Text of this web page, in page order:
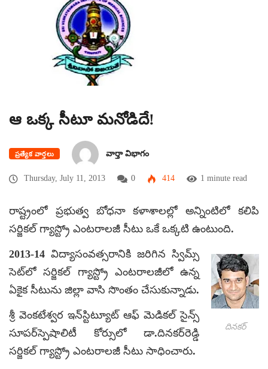
ఆ ఒక్క సీటూ మనోడిదే!
ప్రత్యేక వార్తలు వార్తా విభాగం
Thursday, July 11, 2013 0 414 1 minute read
రాష్ట్రంలో ప్రభుత్వ బోధనా కళాశాలల్లో అన్నింటిలో కలిపి
సర్జికల్ గ్యాస్ట్రో ఎంటరాలజీ సీటు ఒకే ఒక్కటి ఉంటుంది.
దినకర్
2013-14 విద్యాసంవత్సరానికి జరిగిన స్విమ్స్
సెట్‌లో సర్జికల్ గ్యాస్ట్రో ఎంటరాలజీలో ఉన్న
ఏకైక సీటును జిల్లా వాసి సొంతం చేసుకున్నాడు.
శ్రీ వెంకటేశ్వర ఇన్‌స్టిట్యూట్ ఆఫ్ మెడికల్ సైన్స్
సూపర్‌స్పెషాలిటీ కోర్సులో డా.దినకర్‌రెడ్డి
సర్జికల్ గ్యాస్ట్రో ఎంటరాలజీ సీటు సాధించారు.